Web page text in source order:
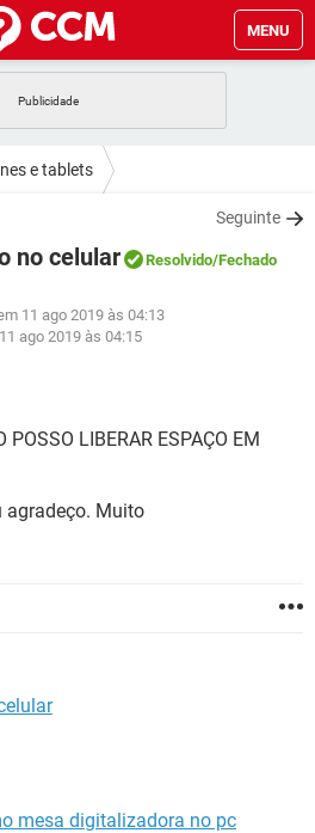
MENU
FACEBOOK
GMAIL
WHATSAPP
GMAIL
WHATSAPP
EXCEL
WHATSAPP
GMAIL
GMAIL
e tablets
Seguinte
no celular Resolvido/Fechado
11 ago 2019 às 04:13
11 ago 2019 às 04:15
POSSO LIBERAR ESPAÇO EM
agradeço. Muito
mesa digitalizadora no pc